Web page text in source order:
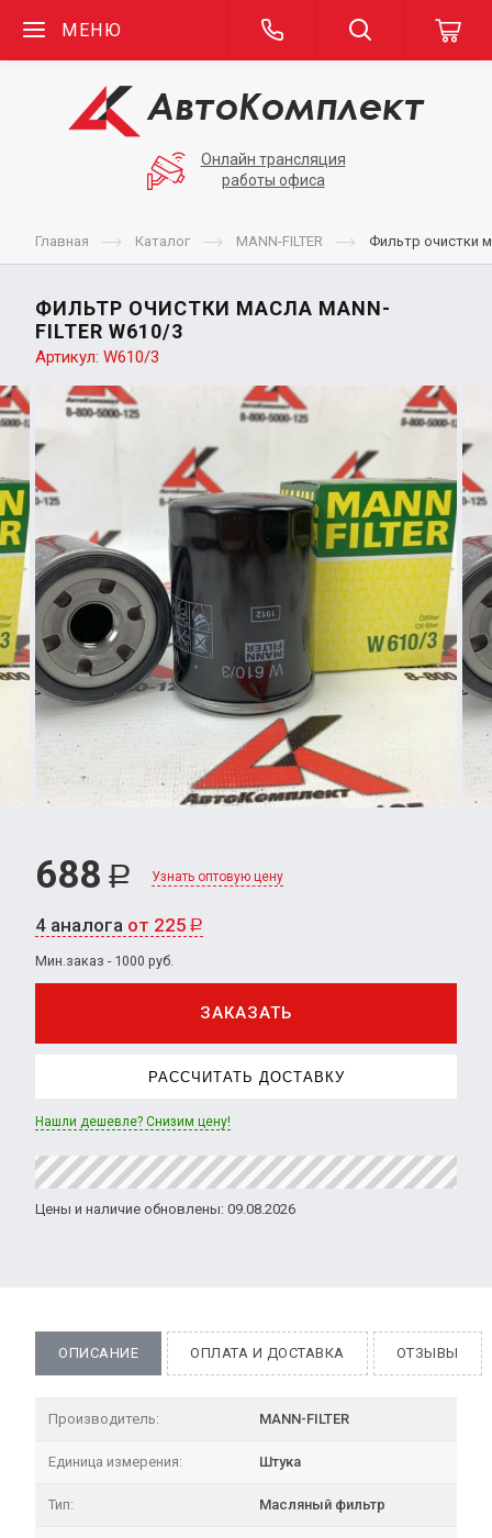
МЕНЮ
Онлайн трансляция
работы офиса
Главная Каталог MANN-FILTER Фильтр очистки
ФИЛЬТР ОЧИСТКИ МАСЛА MANN-
FILTER W610/3
Артикул: W610/3
688 Р Узнать оптовую цену
4 аналога от 225 Р
Мин.заказ - 1000 руб.
ЗАКАЗАТЬ
РАССЧИТАТЬ ДОСТАВКУ
Нашли дешевле? Снизим цену!
Цены и наличие обновлены: 09.08.2026
ОПИСАНИЕ ОПЛАТА И ДОСТАВКА ОТЗЫВЫ
Производитель: MANN-FILTER
Единица измерения: Штука
Тип: Масляный фильтр